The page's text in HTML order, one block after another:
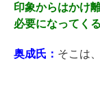
印象からはかけ
必要になってく
奥成氏： そこは